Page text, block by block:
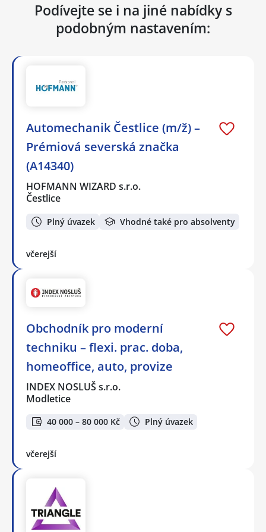
Podívejte se i na jiné nabídky s
podobným nastavením:
Automechanik Čestlice (m/ž) –
Prémiová severská značka
(A14340)
HOFMANN WIZARD s.r.o.
Čestlice
Plný úvazek Vhodné také pro absolventy
včerejší
Obchodník pro moderní
techniku – flexi. prac. doba,
homeoffice, auto, provize
INDEX NOSLUŠ s.r.o.
Modletice
40 000 – 80 000 Kč Plný úvazek
včerejší